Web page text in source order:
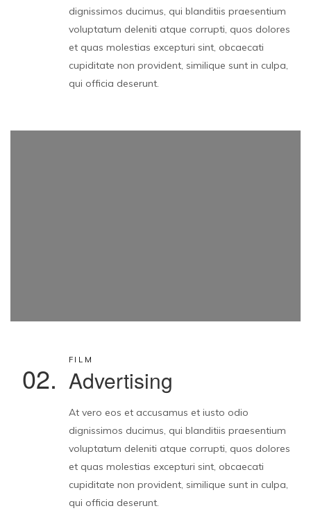
dignissimos ducimus, qui blanditiis praesentium
voluptatum deleniti atque corrupti, quos dolores
et quas molestias excepturi sint, obcaecati
cupiditate non provident, similique sunt in culpa,
qui officia deserunt.
02.
FILM
Advertising
At vero eos et accusamus et iusto odio
dignissimos ducimus, qui blanditiis praesentium
voluptatum deleniti atque corrupti, quos dolores
et quas molestias excepturi sint, obcaecati
cupiditate non provident, similique sunt in culpa,
qui officia deserunt.